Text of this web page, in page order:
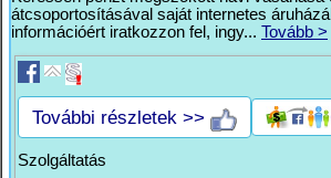
átcsoportosításával saját internetes
információért iratkozzon fel, ingy... Tovább >
További részletek >>
Szolgáltatás